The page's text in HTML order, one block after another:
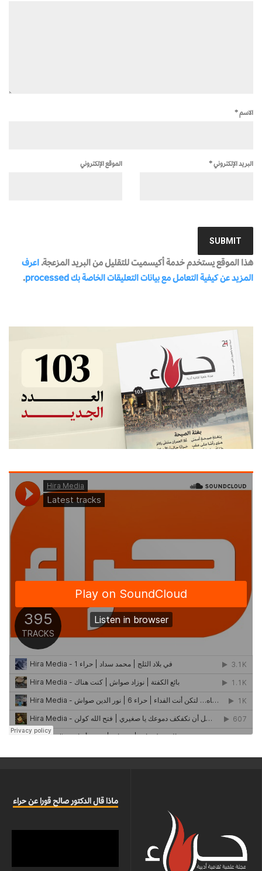
الاسم*
البريد الإلكتروني* الموقع الإلكتروني
هذا الموقع يستخدم خدمة أكيسميت للتقليل من البريد المزعجة. اعرف
المزيد عن كيفية التعامل مع بيانات التعليقات الخاصة بك processed
.
ماذا قال الدكتور صالح قورا عن حراء